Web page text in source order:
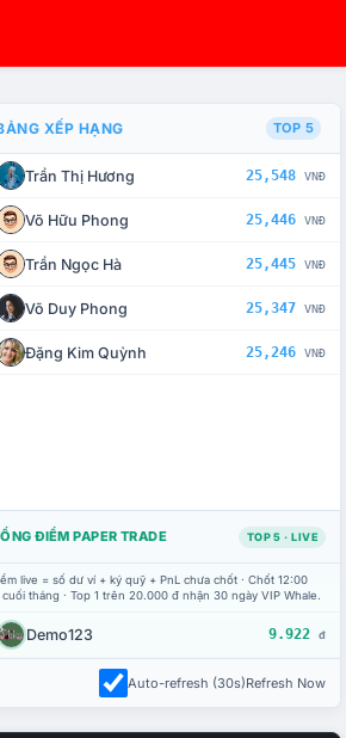
CHẾ TÀI XỬ LÝ VI PHẠM
XẾP HẠNG TOP 5
Trần Thị Hương 25,548 VNĐ
Võ Hữu Phong 25,446 VNĐ
Trần Ngọc Hà 25,445 VNĐ
Võ Duy Phong 25,347 VNĐ
Đặng Kim Quỳnh 25,246 VNĐ
ĐIỂM PAPER TRADE TOP 5 · LIVE
live = số dư ví + ký quỹ + PnL chưa chốt · Chốt 12:00
tháng · Top 1 trên 20.000 đ nhận 30 ngày VIP Whale.
Demo123 9.922 đ
Auto-refresh (30s)Refresh Now